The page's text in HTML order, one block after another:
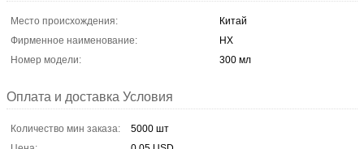
Место происхождения:
Китай
Фирменное наименование:
HX
Номер модели:
300 мл
Оплата и доставка Условия
Количество мин заказа:
5000 шт